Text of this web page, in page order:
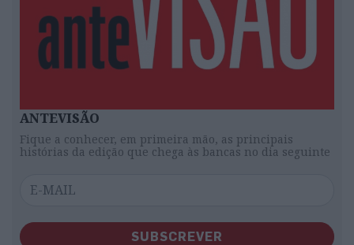
ANTEVISÃO
Fique a conhecer, em primeira mão, as principais
histórias da edição que chega às bancas no dia seguinte
SUBSCREVER